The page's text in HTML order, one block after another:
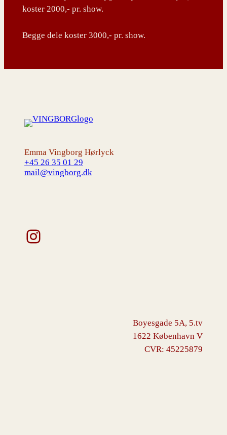
koster 2000,- pr. show.
Begge dele koster 3000,- pr. show.
Emma Vingborg Hørlyck
+45 26 35 01 29
mail@vingborg.dk
Instagram
Boyesgade 5A, 5.tv
1622 København V
CVR: 45225879